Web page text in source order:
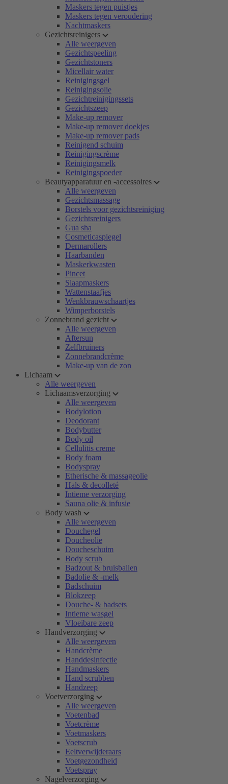
Maskers tegen puistjes
Maskers tegen veroudering
Nachtmaskers
Gezichtsreinigers
Alle weergeven
Gezichtspeeling
Gezichtstoners
Micellair water
Reinigingsgel
Reinigingsolie
Gezichtreinigingssets
Gezichtszeep
Make-up remover
Make-up remover doekjes
Make-up remover pads
Reinigend schuim
Reinigingscrème
Reinigingsmelk
Reinigingspoeder
Beautyapparatuur en -accessoires
Alle weergeven
Gezichtsmassage
Borstels voor gezichtsreiniging
Gezichtsreinigers
Gua sha
Cosmeticaspiegel
Dermarollers
Haarbanden
Maskerkwasten
Pincet
Slaapmaskers
Wattenstaafjes
Wenkbrauwschaartjes
Wimperborstels
Zonnebrand gezicht
Alle weergeven
Aftersun
Zelfbruiners
Zonnebrandcrème
Make-up van de zon
Lichaam
Alle weergeven
Lichaamsverzorging
Alle weergeven
Bodylotion
Deodorant
Bodybutter
Body oil
Cellulitis creme
Body foam
Bodyspray
Etherische & massageolie
Hals & decolleté
Intieme verzorging
Sauna olie & infusie
Body wash
Alle weergeven
Douchegel
Doucheolie
Doucheschuim
Body scrub
Badzout & bruisballen
Badolie & -melk
Badschuim
Blokzeep
Douche- & badsets
Intieme wasgel
Vloeibare zeep
Handverzorging
Alle weergeven
Handcrème
Handdesinfectie
Handmaskers
Hand scrubben
Handzeep
Voetverzorging
Alle weergeven
Voetenbad
Voetcrème
Voetmaskers
Voetscrub
Eeltverwijderaars
Voetgezondheid
Voetspray
Nagelverzorging